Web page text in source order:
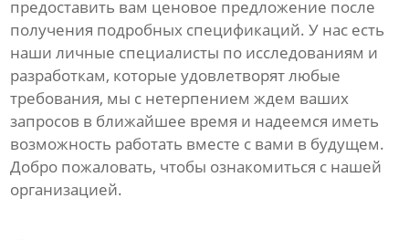
предоставить вам ценовое предложение после
получения подробных спецификаций. У нас есть
наши личные специалисты по исследованиям и
разработкам, которые удовлетворят любые
требования, мы с нетерпением ждем ваших
запросов в ближайшее время и надеемся иметь
возможность работать вместе с вами в будущем.
Добро пожаловать, чтобы ознакомиться с нашей
организацией.